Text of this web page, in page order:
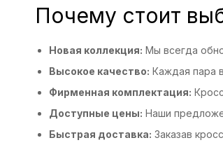
Почему стоит
Новая коллекция: Мы всегда
Высокое качество: Каждая пара
Фирменная комплектация:
Доступные цены: Наши
Быстрая доставка: Заказав